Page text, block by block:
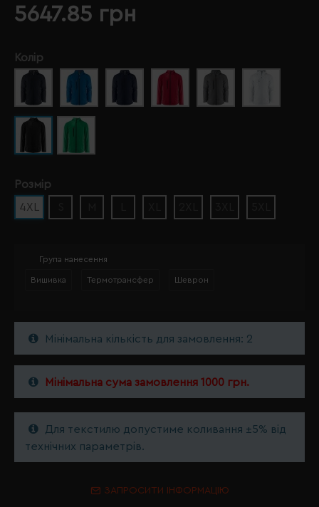
5647.85 грн
Колір
Розмір
4XL
Група нанесення
Вишивка Термотрансфер Шеврон
Мінімальна кількість для замовлення: 2
Мінімальна сума замовлення 1000 грн.
Для текстилю допустиме коливання ±5% від
технічних параметрів.
ЗАПРОСИТИ ІНФОРМАЦІЮ